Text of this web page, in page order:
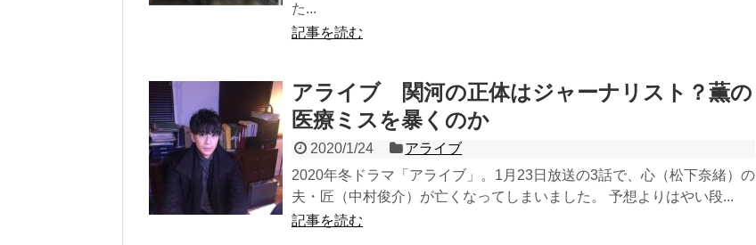
た...
記事を読む
アライブ 関河の正体はジャーナリスト？薫の
医療ミスを暴くのか
2020/1/24
アライブ
2020年冬ドラマ「アライブ」。1月23日放送の3話で、心（松下奈緒）の
夫・匠（中村俊介）が亡くなってしまいました。 予想よりはやい段...
記事を読む